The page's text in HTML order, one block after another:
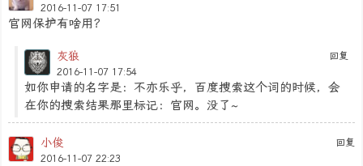
2016-11-07 17:51
官网保护有啥用？
回复
灰狼
2016-11-07 17:54
如你申请的名字是：不亦乐乎，百度搜索这个词的时候，会
在你的搜索结果那里标记：官网。没了~
回复
小俊
2016-11-07 22:23